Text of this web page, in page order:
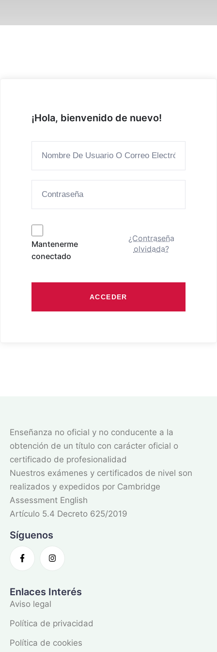
¡Hola, bienvenido de nuevo!
Mantenerme
conectado
¿Contraseña
olvidada?
ACCEDER
Enseñanza no oficial y no conducente a la
obtención de un título con carácter oficial o
certificado de profesionalidad
Nuestros exámenes y certificados de nivel son
realizados y expedidos por Cambridge
Assessment English
Artículo 5.4 Decreto 625/2019
Síguenos
Enlaces Interés
Aviso legal
Política de privacidad
Política de cookies